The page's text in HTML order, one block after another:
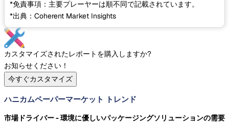
*免責事項：主要プレーヤーは順不同で記載されています。
*出典：Coherent Market Insights
カスタマイズされたレポートを購入しますか?
お知らせください！
今すぐカスタマイズ
ハニカムペーパーマーケット トレンド
市場ドライバー - 環境に優しいパッケージングソリューションの需要